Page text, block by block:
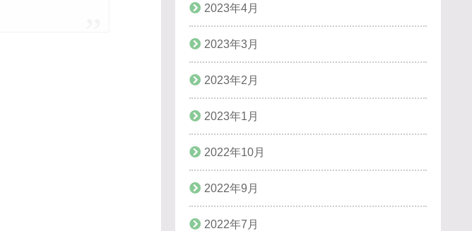
2023年4月
2023年3月
2023年2月
2023年1月
2022年10月
2022年9月
2022年7月